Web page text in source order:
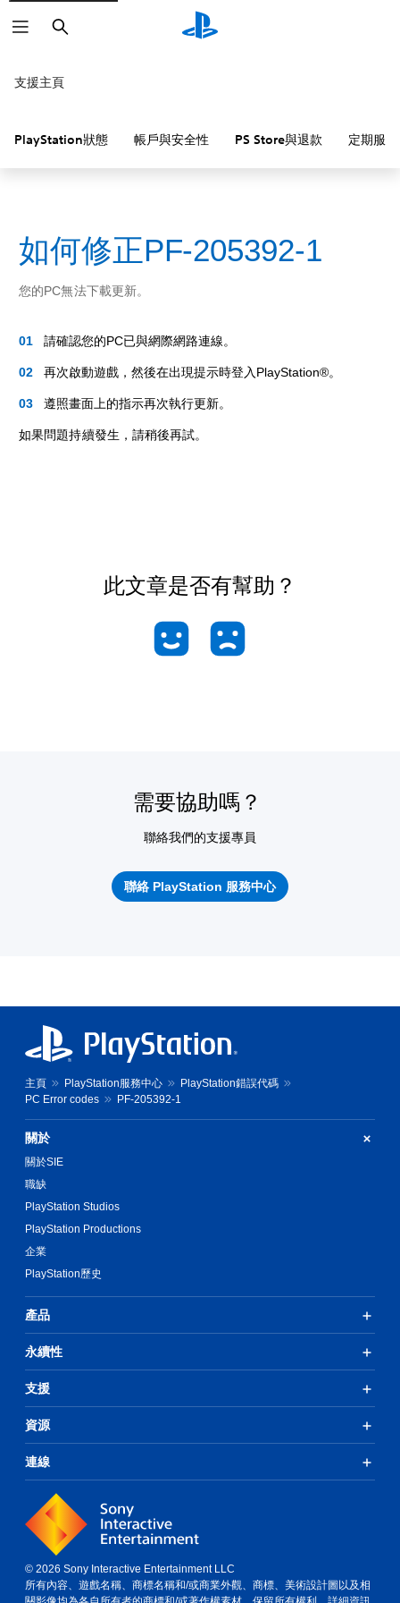
搜
尋
支援主頁
PlayStation狀態 帳戶與安全性 PS Store與退款 定期服務
如何修正PF-205392-1
您的PC無法下載更新。
請確認您的PC已與網際網路連線。
再次啟動遊戲，然後在出現提示時登入PlayStation®。
遵照畫面上的指示再次執行更新。
如果問題持續發生，請稍後再試。
此文章是否有幫助？
需要協助嗎？
聯絡我們的支援專員
聯絡 PlayStation 服務中心
主頁 PlayStation服務中心
PlayStation錯誤代碼
PC Error codes
PF-205392-1
關於
關於SIE
職缺
PlayStation Studios
PlayStation Productions
企業
PlayStation歷史
產品
永續性
支援
資源
連線
© 2026 Sony Interactive Entertainment LLC
所有內容、遊戲名稱、商標名稱和/或商業外觀、商標、美術設計圖以及相